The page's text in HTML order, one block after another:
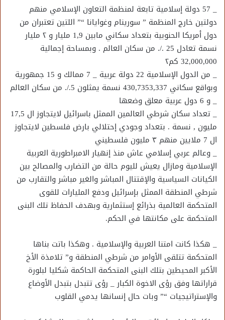
_ 57 دولة إسلامية تابعة لمنظمة التعاون الإسلامي منهم
دولتين خارج المنظمة ” سورينام وغوايانا “” اللتين تعتبران من
دول أمريكا الحنوبية بتعداد سكاني مابين 1,9 مليار و ٢ مليار
نسمة تعادل 25 ./. من سكان العالم . وبمساحة إجمالية
32,000,000 كم٢
_ من الدول الإسلامية 22 دولة عربية _ 7 ممالك و 15 جمهورية
وبواقع سكاني 430,7353,337 نسمة يمثلون 5./. من سكان العالم
_ و 6 دول عربية معلق وضعها
_ تعداد سكان شرطي العالمين الممثل باسرائيل لايتجاوز ال 17,5
مليون , نسمة . بتعداد وجودي إحتلالي بارض فلسطين لايتجاوز
ال 7 ملايين منهم ٣ مليون فلسطيني
_ وعالم عربي إسلامي عاش منذ إنهيار الامبراطورية العربية
الإسلامية ومازال يعيش لليوم حالة من التضارب والمصالح بين
الكيانات السياسية والإقتتال المباشر والغير مباشر والتقارب من
شرطي المنطقة الممثل بإسرائيل ودفع المليارات للقوى
المتحكمة العالمية بذرائع إستثمارية وبهدف الحفاظ تلك البنى
المتحكمة على مكانتها في الحكم.
_ هكذا كانت امتنا العربية والإسلامية . وهكذا باتت بناها
المتحكمة تتلقى الأوامر من شرطي المنطقة و” تلامذة الأخ
الأكبر المحيطين بتلك البنى المتحكمة الحاكمة شكليا لبلورة
قراراتها وفق رؤى الاخوة الكبار _ رؤى تتبدل بتبدل الأوضاع
والإستراتيجيات “” وبات حال إنسانها يدمي القلوب